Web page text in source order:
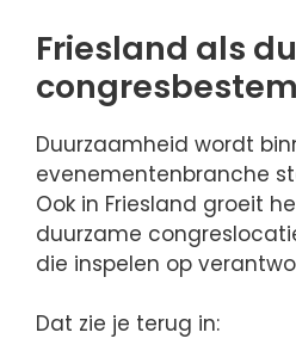
Friesland als
Duurzaamheid wordt
evenementenbranche
Ook in Friesland groeit
duurzame
die inspelen op
Dat zie je terug in: